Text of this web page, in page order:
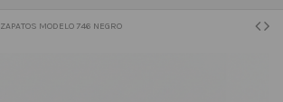
ZAPATOS MODELO 746 NEGRO